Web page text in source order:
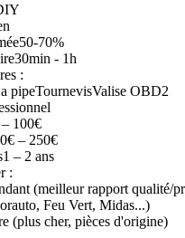
50-70%
30min - 1h
:
pipeTournevisValise OBD2
100€
€ – 250€
1 – 2 ans
:
(meilleur rapport qualité/
Feu Vert, Midas...)
(plus cher, pièces d'origine)